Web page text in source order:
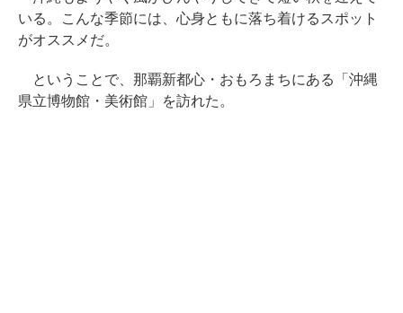
いる。こんな季節には、心身ともに落ち着けるスポット
がオススメだ。
ということで、那覇新都心・おもろまちにある「沖縄
県立博物館・美術館」を訪れた。